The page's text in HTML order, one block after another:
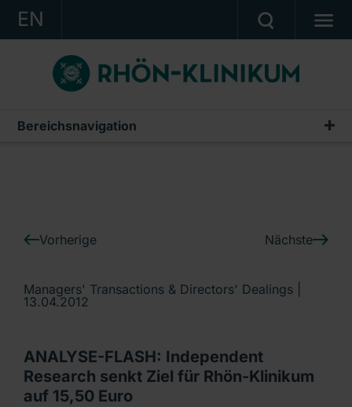
EN
KONZERN
KLINIKEN
KARRIERE
Ein Unternehmen der RHÖN-KLINIKUM AG
Bereichsnavigation
IR-News
Vorherige Nächste
Managers' Transactions & Directors' Dealings |
13.04.2012
ANALYSE-FLASH: Independent
Research senkt Ziel für Rhön-Klinikum
auf 15,50 Euro